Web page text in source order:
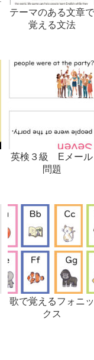
テーマのある文章で
覚える文法
英検３級 Eメール
問題
歌で覚えるフォニッ
クス